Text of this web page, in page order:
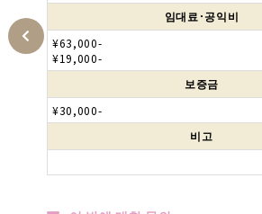
임대료･공익비
¥63,000-
¥19,000-
보증금
¥30,000-